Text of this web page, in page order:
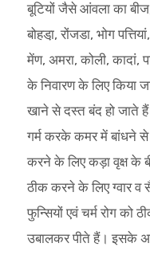
बूटियों जैसे आंवला का
बोहडा़, रोंजडा, भोग
मेंण, अमरा, कोली, कादां,
के निवारण के लिए किया
खाने से दस्त बंद हो जाते
गर्म करके कमर में बांधने से
करने के लिए कड़ा वृक्ष के
ठीक करने के लिए ग्वार
फुन्सियों एवं चर्म रोग को
उबालकर पीते हैं। इसके